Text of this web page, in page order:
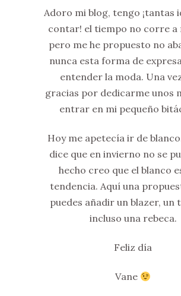
Adoro mi blog, tengo ¡tantas
contar! el tiempo no corre a
pero me he propuesto no
nunca esta forma de
entender la moda. Una
gracias por dedicarme unos
entrar en mi pequeño
Hoy me apetecía ir de
dice que en invierno no se
hecho creo que el blanco
tendencia. Aquí una
puedes añadir un blazer, un
incluso una rebeca.
Feliz día
Vane